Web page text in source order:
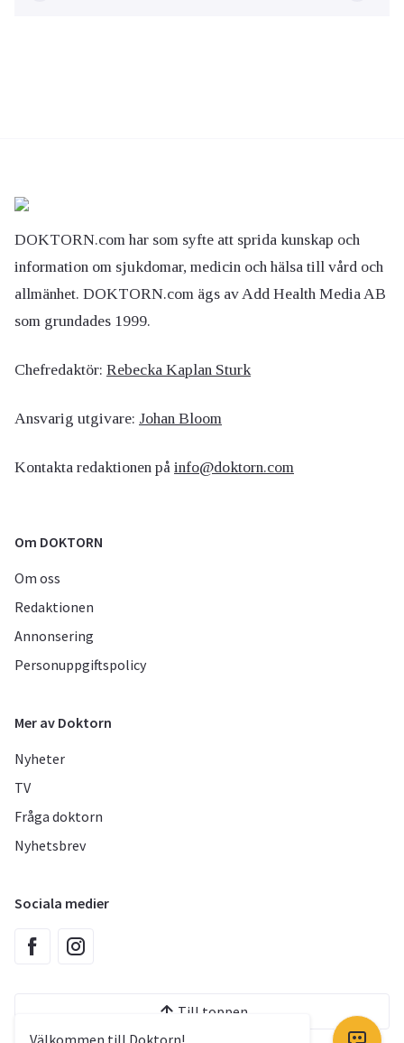
Välkommen till Doktorn!
DOKTORN.com har som syfte att sprida kunskap och
information om sjukdomar, medicin och hälsa till vård och
allmänhet. DOKTORN.com ägs av Add Health Media AB
som grundades 1999.
Chefredaktör: Rebecka Kaplan Sturk
Ansvarig utgivare: Johan Bloom
Kontakta redaktionen på info@doktorn.com
Om DOKTORN
Om oss
Redaktionen
Annonsering
Personuppgiftspolicy
Mer av Doktorn
Nyheter
TV
Fråga doktorn
Nyhetsbrev
Sociala medier
Till toppen